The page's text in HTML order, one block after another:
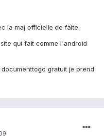
la maj officielle de faite.
qui fait comme l'android
gratuit je prend